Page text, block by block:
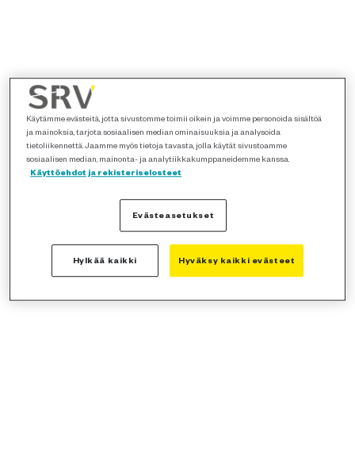
Käytämme evästeitä, jotta sivustomme toimii oikein ja voimme personoida sisältöä
ja mainoksia, tarjota sosiaalisen median ominaisuuksia ja analysoida
tietoliikennettä. Jaamme myös tietoja tavasta, jolla käytät sivustoamme
sosiaalisen median, mainonta- ja analytiikkakumppaneidemme kanssa.
Käyttöehdot ja rekisteriselosteet
Evästeasetukset
Hylkää kaikki Hyväksy kaikki evästeet